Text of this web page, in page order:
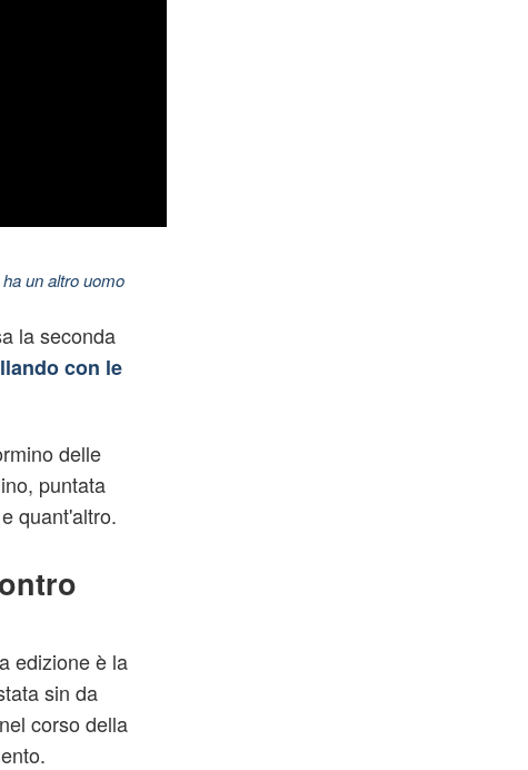
un altro uomo
la seconda
con le
delle
puntata
quant'altro.
edizione è la
sin da
corso della